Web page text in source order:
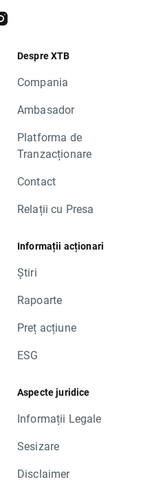
Despre XTB
Compania
Ambasador
Platforma de
Tranzacționare
Contact
Relații cu Presa
Informații acționari
Știri
Rapoarte
Preț acțiune
ESG
Aspecte juridice
Informații Legale
Sesizare
Disclaimer